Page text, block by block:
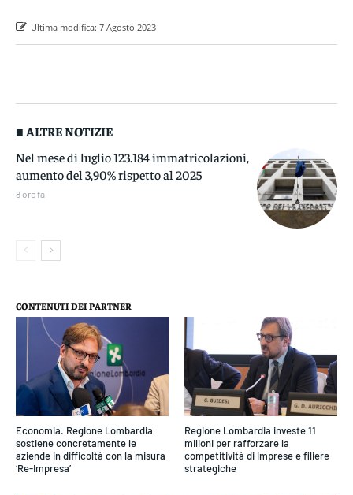
Ultima modifica: 7 Agosto 2023
■ ALTRE NOTIZIE
Nel mese di luglio 123.184 immatricolazioni,
aumento del 3,90% rispetto al 2025
8 ore fa
CONTENUTI DEI PARTNER
Economia. Regione Lombardia
sostiene concretamente le
aziende in difficoltà con la misura
‘Re-Impresa’
Regione Lombardia investe 11
milioni per rafforzare la
competitività di imprese e filiere
strategiche